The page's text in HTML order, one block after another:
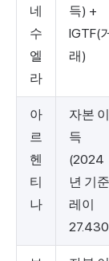
네
수
엘
라
득) +
IGTF(
래)
아
르
헨
티
나
자본 이
득
(2024
년 기준
레이